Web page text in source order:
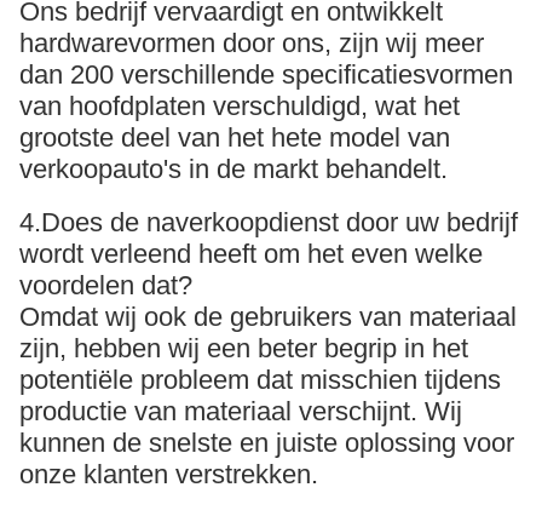
Ons bedrijf vervaardigt en ontwikkelt
hardwarevormen door ons, zijn wij meer
dan 200 verschillende specificatiesvormen
van hoofdplaten verschuldigd, wat het
grootste deel van het hete model van
verkoopauto's in de markt behandelt.
4.Does de naverkoopdienst door uw bedrijf
wordt verleend heeft om het even welke
voordelen dat?
Omdat wij ook de gebruikers van materiaal
zijn, hebben wij een beter begrip in het
potentiële probleem dat misschien tijdens
productie van materiaal verschijnt. Wij
kunnen de snelste en juiste oplossing voor
onze klanten verstrekken.